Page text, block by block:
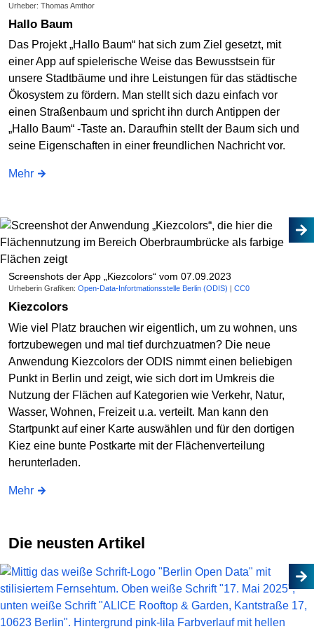
Urheber: Thomas Amthor
Hallo Baum
Das Projekt „Hallo Baum“ hat sich zum Ziel gesetzt, mit
einer App auf spielerische Weise das Bewusstsein für
unsere Stadtbäume und ihre Leistungen für das städtische
Ökosystem zu fördern. Man stellt sich dazu einfach vor
einen Straßenbaum und spricht ihn durch Antippen der
„Hallo Baum“ -Taste an. Daraufhin stellt der Baum sich und
seine Eigenschaften in einer freundlichen Nachricht vor.
Mehr
Screenshots der App „Kiezcolors“ vom 07.09.2023
Urheberin Grafiken: Open-Data-Infortmationsstelle Berlin (ODIS) | CC0
Kiezcolors
Wie viel Platz brauchen wir eigentlich, um zu wohnen, uns
fortzubewegen und mal tief durchzuatmen? Die neue
Anwendung Kiezcolors der ODIS nimmt einen beliebigen
Punkt in Berlin und zeigt, wie sich dort im Umkreis die
Nutzung der Flächen auf Kategorien wie Verkehr, Natur,
Wasser, Wohnen, Freizeit u.a. verteilt. Man kann den
Startpunkt auf einer Karte auswählen und für den dortigen
Kiez eine bunte Postkarte mit der Flächenverteilung
herunterladen.
Mehr
Die neusten Artikel